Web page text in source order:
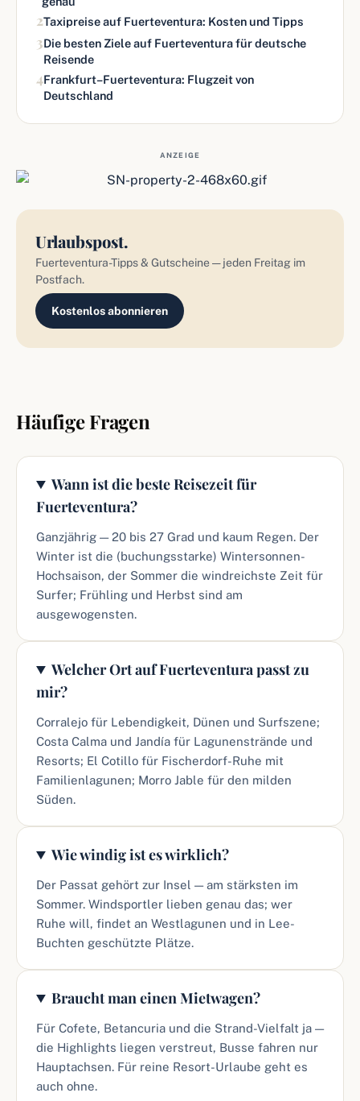
2Taxipreise auf Fuerteventura: Kosten und Tipps
3Die besten Ziele auf Fuerteventura für deutsche
Reisende
4Frankfurt–Fuerteventura: Flugzeit von
Deutschland
ANZEIGE
Urlaubspost.
Fuerteventura-Tipps & Gutscheine — jeden Freitag im
Postfach.
Kostenlos abonnieren
Häufige Fragen
Wann ist die beste Reisezeit für
Fuerteventura?
Ganzjährig — 20 bis 27 Grad und kaum Regen. Der
Winter ist die (buchungsstarke) Wintersonnen-
Hochsaison, der Sommer die windreichste Zeit für
Surfer; Frühling und Herbst sind am
ausgewogensten.
Welcher Ort auf Fuerteventura passt zu
mir?
Corralejo für Lebendigkeit, Dünen und Surfszene;
Costa Calma und Jandía für Lagunenstrände und
Resorts; El Cotillo für Fischerdorf-Ruhe mit
Familienlagunen; Morro Jable für den milden
Süden.
Wie windig ist es wirklich?
Der Passat gehört zur Insel — am stärksten im
Sommer. Windsportler lieben genau das; wer
Ruhe will, findet an Westlagunen und in Lee-
Buchten geschützte Plätze.
Braucht man einen Mietwagen?
Für Cofete, Betancuria und die Strand-Vielfalt ja —
die Highlights liegen verstreut, Busse fahren nur
Hauptachsen. Für reine Resort-Urlaube geht es
auch ohne.